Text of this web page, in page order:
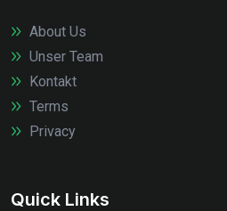
About Us
Unser Team
Kontakt
Terms
Privacy
Quick Links